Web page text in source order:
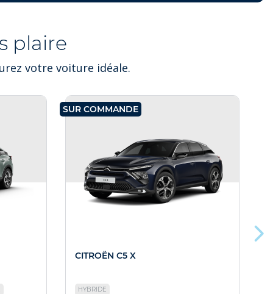
plaire
votre voiture idéale.
SUR COMMANDE
CITROËN C5 X
HYBRIDE